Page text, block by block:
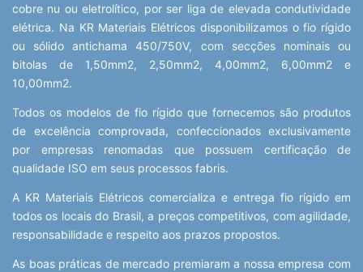
cobre nu ou eletrolítico, por ser liga de elevada condutividade
elétrica. Na KR Materiais Elétricos disponibilizamos o fio rígido
ou sólido antichama 450/750V, com secções nominais ou
bitolas de 1,50mm2, 2,50mm2, 4,00mm2, 6,00mm2 e
10,00mm2.
Todos os modelos de fio rígido que fornecemos são produtos
de excelência comprovada, confeccionados exclusivamente
por empresas renomadas que possuem certificação de
qualidade ISO em seus processos fabris.
A KR Materiais Elétricos comercializa e entrega fio rígido em
todos os locais do Brasil, a preços competitivos, com agilidade,
responsabilidade e respeito aos prazos propostos.
As boas práticas de mercado premiaram a nossa empresa com